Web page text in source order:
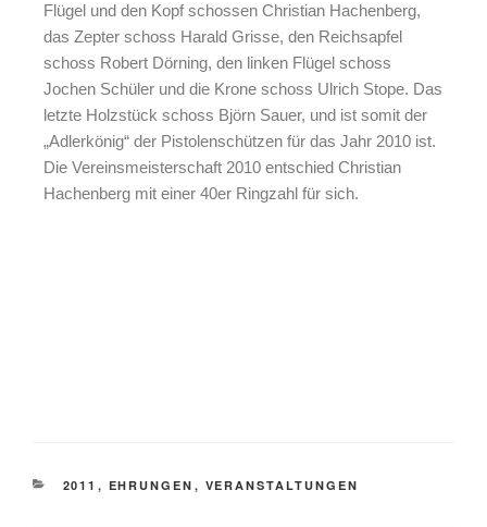
Flügel und den Kopf schossen Christian Hachenberg,
das Zepter schoss Harald Grisse, den Reichsapfel
schoss Robert Dörning, den linken Flügel schoss
Jochen Schüler und die Krone schoss Ulrich Stope. Das
letzte Holzstück schoss Björn Sauer, und ist somit der
„Adlerkönig“ der Pistolenschützen für das Jahr 2010 ist.
Die Vereinsmeisterschaft 2010 entschied Christian
Hachenberg mit einer 40er Ringzahl für sich.
2011 , EHRUNGEN , VERANSTALTUNGEN